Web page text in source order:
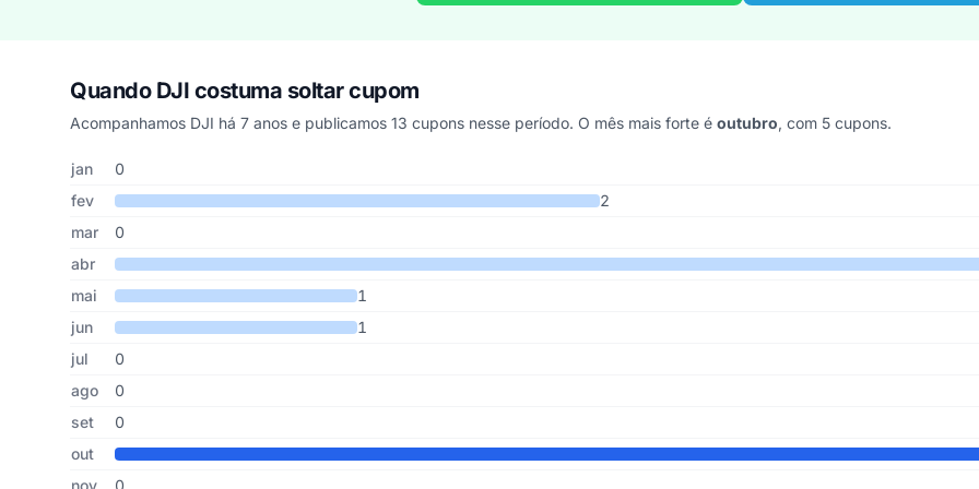
Quando DJI costuma soltar cupom
Acompanhamos DJI há 7 anos e publicamos 13 cupons nesse período. O mês mais forte é outubro, com 5 cupons.
Cupons de DJI publicados por mês, somando os últimos 7 anos
Mês Cupons publicados
jan
0
fev
2
mar
0
abr
mai
1
jun
1
jul
0
ago
0
set
0
out
nov
0